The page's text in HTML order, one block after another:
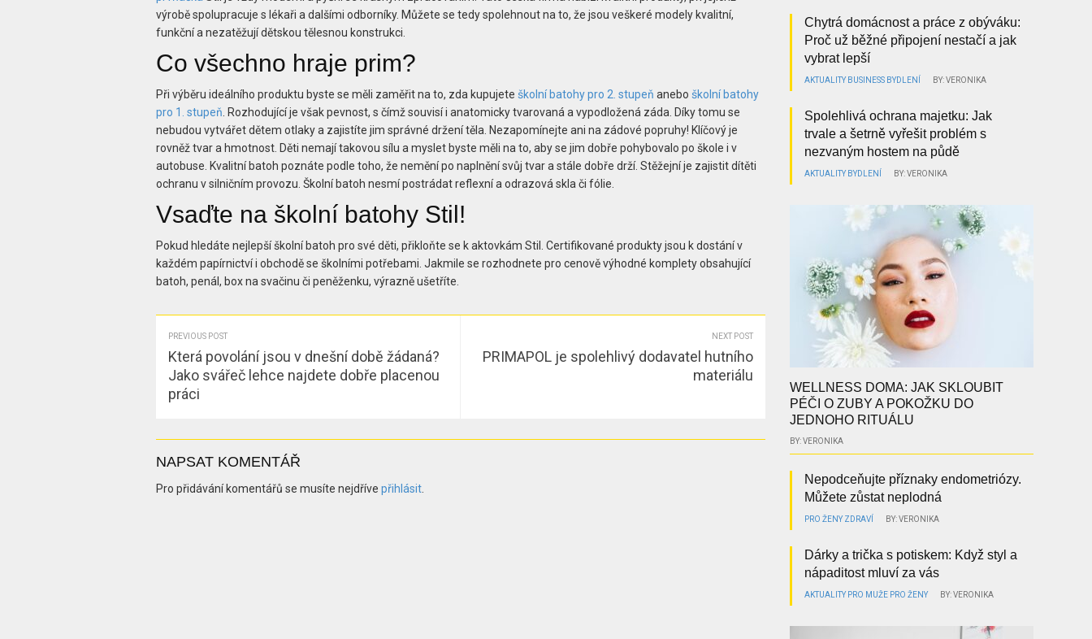
výrobě spolupracuje s lékaři a dalšími odborníky. Můžete se tedy spolehnout na to, že jsou veškeré modely kvalitní,
funkční a nezatěžují dětskou tělesnou konstrukci.
Co všechno hraje prim?
Při výběru ideálního produktu byste se měli zaměřit na to, zda kupujete školní batohy pro 2. stupeň anebo školní batohy
pro 1. stupeň . Rozhodující je však pevnost, s čímž souvisí i anatomicky tvarovaná a vypodložená záda. Díky tomu se
nebudou vytvářet dětem otlaky a zajistíte jim správné držení těla. Nezapomínejte ani na zádové popruhy! Klíčový je
rovněž tvar a hmotnost. Děti nemají takovou sílu a myslet byste měli na to, aby se jim dobře pohybovalo po škole i v
autobuse. Kvalitní batoh poznáte podle toho, že nemění po naplnění svůj tvar a stále dobře drží. Stěžejní je zajistit dítěti
ochranu v silničním provozu. Školní batoh nesmí postrádat reflexní a odrazová skla či fólie.
Vsaďte na školní batohy Stil!
Pokud hledáte nejlepší školní batoh pro své děti, přikloňte se k aktovkám Stil. Certifikované produkty jsou k dostání v
každém papírnictví i obchodě se školními potřebami. Jakmile se rozhodnete pro cenově výhodné komplety obsahující
batoh, penál, box na svačinu či peněženku, výrazně ušetříte.
PREVIOUS POST
Která povolání jsou v dnešní době žádaná?
Jako svářeč lehce najdete dobře placenou
práci
NEXT POST
PRIMAPOL je spolehlivý dodavatel hutního
materiálu
NAPSAT KOMENTÁŘ
Pro přidávání komentářů se musíte nejdříve přihlásit.
Chytrá domácnost a práce z obýváku:
Proč už běžné připojení nestačí a jak
vybrat lepší
AKTUALITY BUSINESS BYDLENÍ BY: VERONIKA
Spolehlivá ochrana majetku: Jak
trvale a šetrně vyřešit problém s
nezvaným hostem na půdě
AKTUALITY BYDLENÍ BY: VERONIKA
WELLNESS DOMA: JAK SKLOUBIT
PÉČI O ZUBY A POKOŽKU DO
JEDNOHO RITUÁLU
BY: VERONIKA
Nepodceňujte příznaky endometriózy.
Můžete zůstat neplodná
PRO ŽENY ZDRAVÍ BY: VERONIKA
Dárky a trička s potiskem: Když styl a
nápaditost mluví za vás
AKTUALITY PRO MUŽE PRO ŽENY BY: VERONIKA